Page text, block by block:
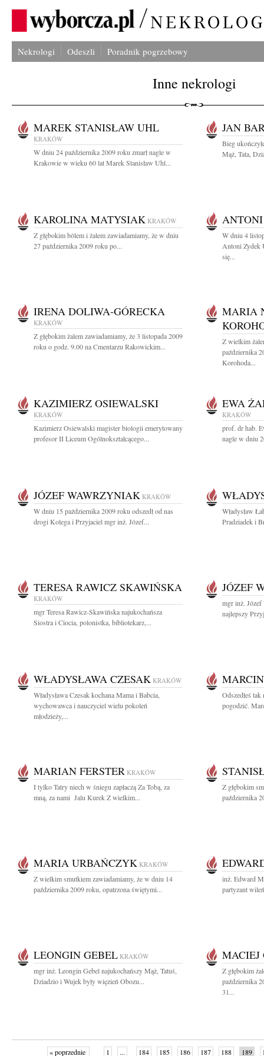
Nekrologi Odeszli Poradnik pogrzebowy
Inne nekrologi
MAREK STANISŁAW UHL
KRAKÓW
W dniu 24 października 2009 roku zmarł nagle w
Krakowie w wieku 60 lat Marek Stanisław Uhl...
JAN
Bieg
Mąż, Tata,
KAROLINA MATYSIAK KRAKÓW
Z głębokim bólem i żalem zawiadamiamy, że w dniu
27 października 2009 roku po...
W dniu 4
Antoni Zydek
się...
IRENA DOLIWA-GÓRECKA
KRAKÓW
Z głębokim żalem zawiadamiamy, że 3 listopada 2009
roku o godz. 9.00 na Cmentarzu Rakowickim...
MARIA
Z wielkim
października
Korohoda...
KAZIMIERZ OSIEWALSKI
KRAKÓW
Kazimierz Osiewalski magister biologii emerytowany
profesor II Liceum Ogólnokształcącego...
EWA
KRAKÓW
prof. dr hab.
nagle w dniu
JÓZEF WAWRZYNIAK KRAKÓW
W dniu 15 października 2009 roku odszedł od nas
drogi Kolega i Przyjaciel mgr inż. Józef...
Władysław
Pradziadek i
TERESA RAWICZ SKAWIŃSKA
KRAKÓW
mgr Teresa Rawicz-Skawińska najukochańsza
Siostra i Ciocia, polonistka, bibliotekarz,...
JÓZEF
mgr inż.
najlepszy
WŁADYSŁAWA CZESAK KRAKÓW
Władysława Czesak kochana Mama i Babcia,
wychowawca i nauczyciel wielu pokoleń
młodzieży,...
Odszedłeś
pogodzić.
MARIAN FERSTER KRAKÓW
I tylko Tatry niech w śniegu zapłaczą Za Tobą, za
mną, za nami Jalu Kurek Z wielkim...
Z głębokim
października
MARIA URBAŃCZYK KRAKÓW
Z wielkim smutkiem zawiadamiamy, że w dniu 14
października 2009 roku, opatrzona świętymi...
inż. Edward
partyzant
LEONGIN GEBEL KRAKÓW
mgr inż. Leongin Gebel najukochańszy Mąż, Tatuś,
Dziadzio i Wujek były więzień Obozu...
MACIEJ
Z głębokim
października
31...
« poprzednie 1 ... 184 185 186 187 188 189